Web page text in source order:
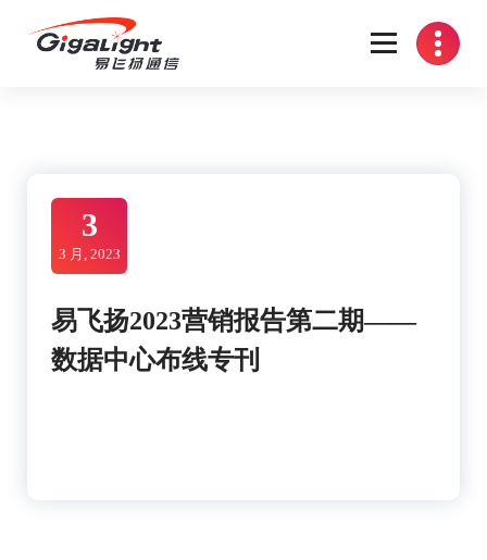
3
3 月, 2023
易飞扬2023营销报告第二期——
数据中心布线专刊